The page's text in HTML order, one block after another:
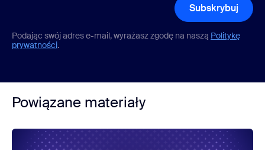
Subskrybuj
Podając swój adres e-mail, wyrażasz zgodę na naszą Politykę
prywatności.
Powiązane materiały